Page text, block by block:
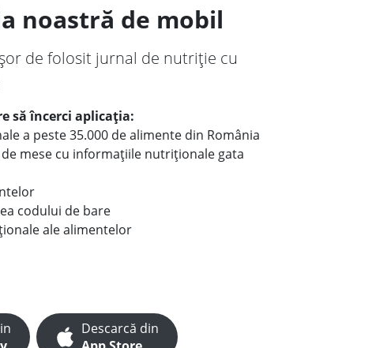
noastră de mobil
de folosit jurnal de nutriție cu
să încerci aplicația:
a peste 35.000 de alimente din România
mese cu informațiile nutriționale gata
codului de bare
ale alimentelor
Descarcă din